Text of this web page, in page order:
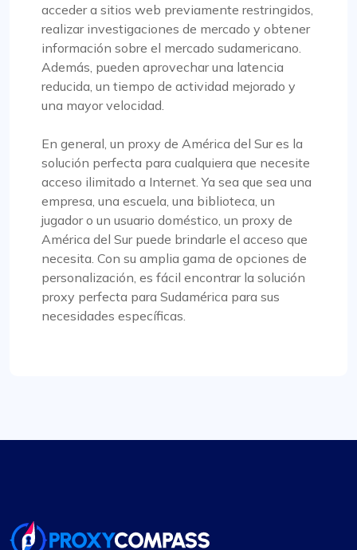
Liam Martínez
Buenos proxys, buen precio
Realmente me gusta lo que obtengo de Proxy
Compass: es fácil de usar, no afecta demasiado la
billetera y hace el trabajo, especialmente para
mis cosas de marketing digital. Su servicio al
cliente también es excelente; Se comunican
contigo rápidamente y solucionan las cosas. ¿Los
precios? Totalmente justo en mi opinión. Un
pequeño inconveniente que encontré fue que no
todos los paquetes de proxy funcionaban para el
Noé Brown
acceder a sitios web previamente restringidos,
realizar investigaciones de mercado y obtener
información sobre el mercado sudamericano.
Además, pueden aprovechar una latencia
reducida, un tiempo de actividad mejorado y
una mayor velocidad.
En general, un proxy de América del Sur es la
solución perfecta para cualquiera que necesite
acceso ilimitado a Internet. Ya sea que sea una
empresa, una escuela, una biblioteca, un
jugador o un usuario doméstico, un proxy de
América del Sur puede brindarle el acceso que
necesita. Con su amplia gama de opciones de
personalización, es fácil encontrar la solución
proxy perfecta para Sudamérica para sus
necesidades específicas.